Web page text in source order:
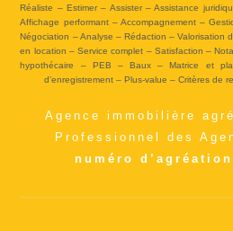
Réaliste – Estimer – Assister – Assistance
Affichage performant – Accompagnement –
Négociation – Analyse – Rédaction – Valorisation
en location – Service complet – Satisfaction –
hypothécaire – PEB – Baux – Matrice et
d’enregistrement – Plus-value – Critères de
Agence immobilière
Professionnel des
numéro